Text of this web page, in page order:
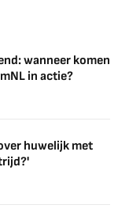
wanneer komen
in actie?
huwelijk met